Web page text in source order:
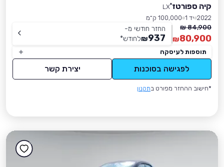
קיה ספורטז'LX
2022 יד 1
100,000 ק״מ
84,900 ₪
80,900
₪
החזר חודשי מ-
937
₪לחודש*
תוספות לעיסקה
לפגישה בסוכנות יצירת קשר
*חישוב ההחזר מפורט בתקנון